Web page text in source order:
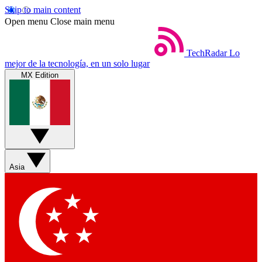
Skip to main content
Open menu Close main menu
TechRadar Lo
mejor de la tecnología, en un solo lugar
MX Edition
Asia